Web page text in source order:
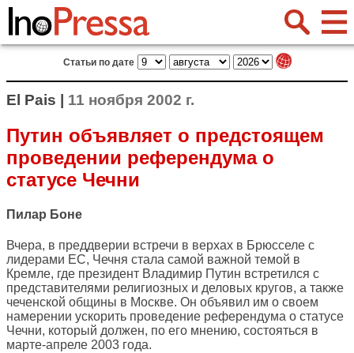
Статьи по дате
El Pais | 11 ноября 2002 г.
Путин объявляет о предстоящем
проведении референдума о
статусе Чечни
Пилар Боне
Вчера, в преддверии встречи в верхах в Брюсселе с
лидерами ЕС, Чечня стала самой важной темой в
Кремле, где президент Владимир Путин встретился с
представителями религиозных и деловых кругов, а также
чеченской общины в Москве. Он объявил им о своем
намерении ускорить проведение референдума о статусе
Чечни, который должен, по его мнению, состояться в
марте-апреле 2003 года.